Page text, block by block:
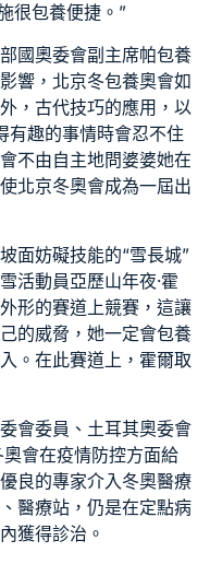
很包養便捷。”
國奧委會副主席帕包養
響，北京冬包養奧會如
，古代技巧的應用，以
有趣的事情時會忍不住
不由自主地問婆婆她在
北京冬奧會成為一屆出
面妨礙技能的“雪長城”
活動員亞歷山年夜·霍
形的賽道上競賽，這讓
的威脅，她一定會包養
。在此賽道上，霍爾取
會委員、土耳其奧委會
會在疫情防控方面給
良的專家介入冬奧醫療
醫療站，仍是在定點病
獲得診治。